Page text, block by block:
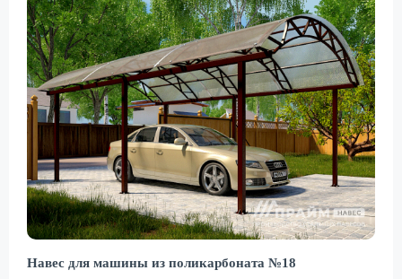
Навес для машины из поликарбоната №18